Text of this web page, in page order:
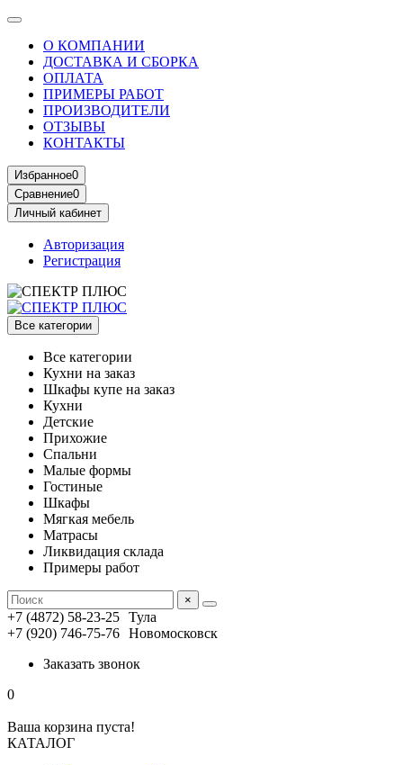
О КОМПАНИИ
ДОСТАВКА И СБОРКА
ОПЛАТА
ПРИМЕРЫ РАБОТ
ПРОИЗВОДИТЕЛИ
ОТЗЫВЫ
КОНТАКТЫ
Избранное0
Сравнение0
Личный кабинет
Авторизация
Регистрация
Все категории
Все категории
Кухни на заказ
Шкафы купе на заказ
Кухни
Детские
Прихожие
Спальни
Малые формы
Гостиные
Шкафы
Мягкая мебель
Матрасы
Ликвидация склада
Примеры работ
×
+7 (4872) 58-23-25 Тула
+7 (920) 746-75-76 Новомосковск
Заказать звонок
0
Ваша корзина пуста!
КАТАЛОГ